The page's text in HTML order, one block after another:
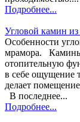
Подробнее...
Угловой камин
Особенности
мрамора. Камины
отопительную
в себе ощущение
делает
В последнее...
Подробнее...